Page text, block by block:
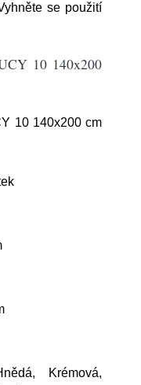
se použití
10 140x200
10 140x200 cm
Krémová,